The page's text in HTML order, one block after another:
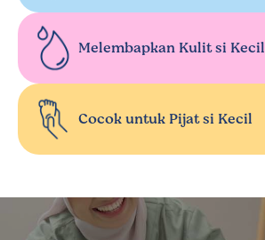
Melembapkan Kulit si Kecil
Cocok untuk Pijat si Kecil